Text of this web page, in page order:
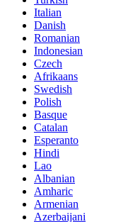
Italian
Danish
Romanian
Indonesian
Czech
Afrikaans
Swedish
Polish
Basque
Catalan
Esperanto
Hindi
Lao
Albanian
Amharic
Armenian
Azerbaijani